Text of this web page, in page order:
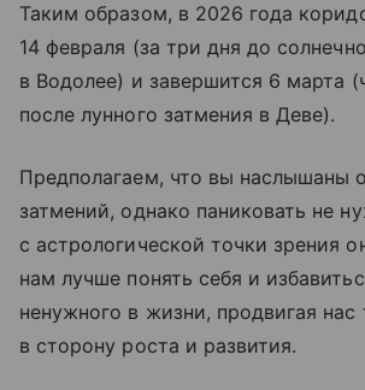
Таким образом, в 2026 года
14 февраля (за три дня до
в Водолее) и завершится 6 марта
после лунного затмения в Деве).
Предполагаем, что вы наслышаны
затмений, однако паниковать не
с астрологической точки зрения
нам лучше понять себя и
ненужного в жизни, продвигая
в сторону роста и развития.